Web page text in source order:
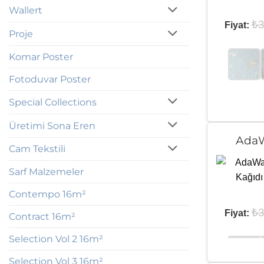
Wallert
Proje
Komar Poster
Fotoduvar Poster
Special Collections
Üretimi Sona Eren
Cam Tekstili
Sarf Malzemeler
Contempo 16m²
Contract 16m²
Selection Vol 2 16m²
Selection Vol 3 16m²
Fiyat:₺
Fiyat:₺